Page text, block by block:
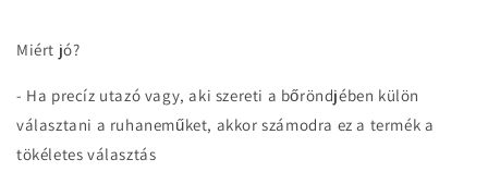
Miért jó?
- Ha precíz utazó vagy, aki szereti a bőröndjében külön
választani a ruhaneműket, akkor számodra ez a termék a
tökéletes választás